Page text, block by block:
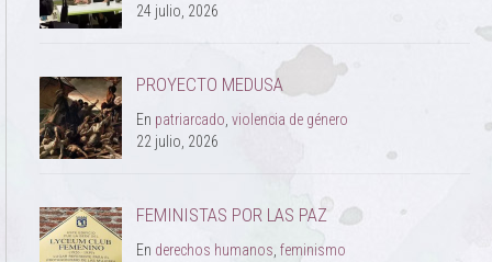
24 julio, 2026
PROYECTO MEDUSA
En patriarcado violencia de género
22 julio, 2026
FEMINISTAS POR LAS PAZ
En derechos humanos, feminismo